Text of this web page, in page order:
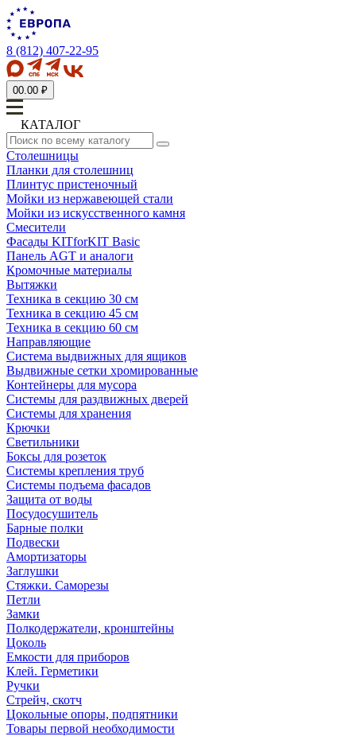
8 (812) 407-22-95
00.00 ₽
КАТАЛОГ
Столешницы
Планки для столешниц
Плинтус пристеночный
Мойки из нержавеющей стали
Мойки из искусственного камня
Смесители
Фасады KITforKIT Basic
Панель AGT и аналоги
Кромочные материалы
Вытяжки
Техника в секцию 30 см
Техника в секцию 45 см
Техника в секцию 60 см
Направляющие
Система выдвижных для ящиков
Выдвижные сетки хромированные
Контейнеры для мусора
Системы для раздвижных дверей
Системы для хранения
Крючки
Светильники
Боксы для розеток
Системы крепления труб
Системы подъема фасадов
Защита от воды
Посудосушитель
Барные полки
Подвески
Амортизаторы
Заглушки
Стяжки. Саморезы
Петли
Замки
Полкодержатели, кронштейны
Цоколь
Емкости для приборов
Клей. Герметики
Ручки
Стрейч, скотч
Цокольные опоры, подпятники
Товары первой необходимости